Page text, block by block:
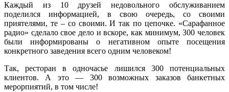
Каждый из 10 друзей недовольного обслуживанием
поделился информацией, в свою очередь, со своими
приятелями, те – со своими. И так по цепочке. «Сарафанное
радио» сделало свое дело и вскоре, как минимум, 300 человек
были информированы о негативном опыте посещения
конкретного заведения всего одним человеком!
Так, ресторан в одночасье лишился 300 потенциальных
клиентов. А это — 300 возможных заказов банкетных
мерорпиятий, в том числе!